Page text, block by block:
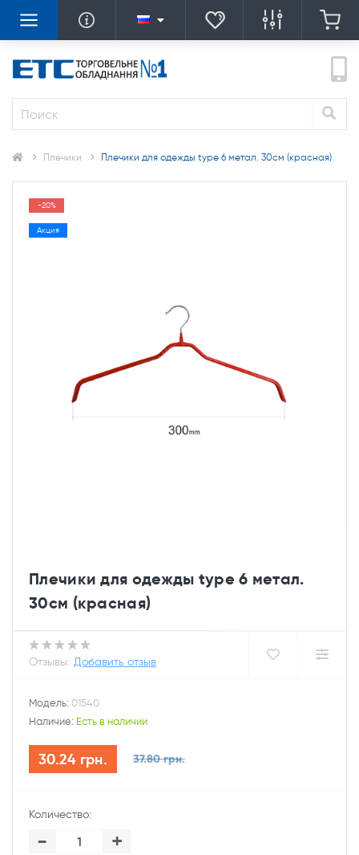
Плечики Плечики для одежды type 6 метал. 30см (красная)
-20%
Акция
Плечики для одежды type 6 метал.
30см (красная)
Отзывы: Добавить отзыв
Модель: 01540
Наличие: Есть в наличии
30.24 грн. 37.80 грн.
Количество:
- +